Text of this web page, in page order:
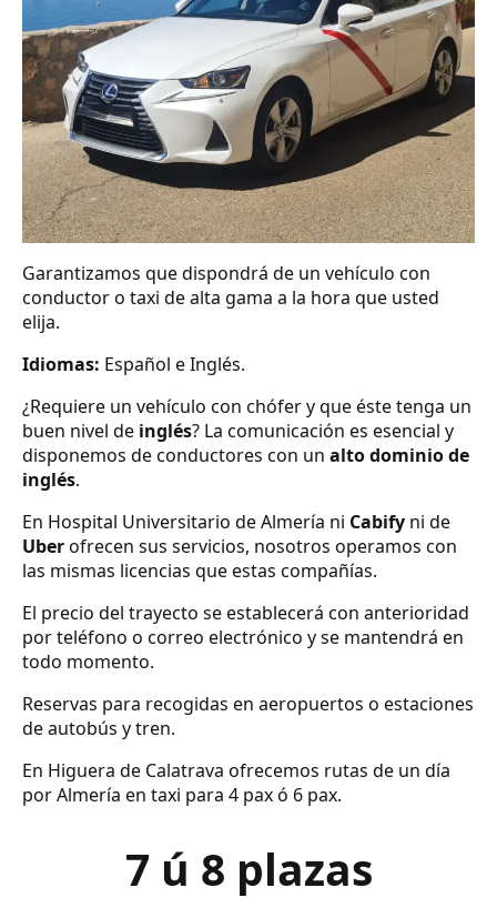
Garantizamos que dispondrá de un vehículo con
conductor o taxi de alta gama a la hora que usted
elija.
Idiomas: Español e Inglés.
¿Requiere un vehículo con chófer y que éste tenga un
buen nivel de inglés? La comunicación es esencial y
disponemos de conductores con un alto dominio de
inglés.
En Hospital Universitario de Almería ni Cabify ni de
Uberofrecen sus servicios, nosotros operamos con
las mismas licencias que estas compañías.
El precio del trayecto se establecerá con anterioridad
por teléfono o correo electrónico y se mantendrá en
todo momento.
Reservas para recogidas en aeropuertos o estaciones
de autobús y tren.
En Higuera de Calatrava ofrecemos rutas de un día
por Almería en taxi para 4 pax ó 6 pax.
7 ú 8 plazas